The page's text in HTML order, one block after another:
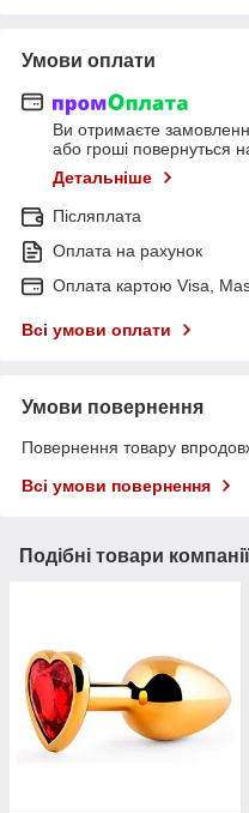
Умови оплати
Ви отримаєте
або гроші повернуться
Детальніше
Післяплата
Оплата на рахунок
Оплата картою Visa,
Всі умови оплати
Умови повернення
Повернення товару
Всі умови повернення
Подібні товари компанії